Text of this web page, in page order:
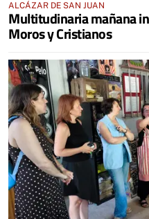
ALCÁZAR DE SAN JUAN
Multitudinaria mañana
Moros y Cristianos